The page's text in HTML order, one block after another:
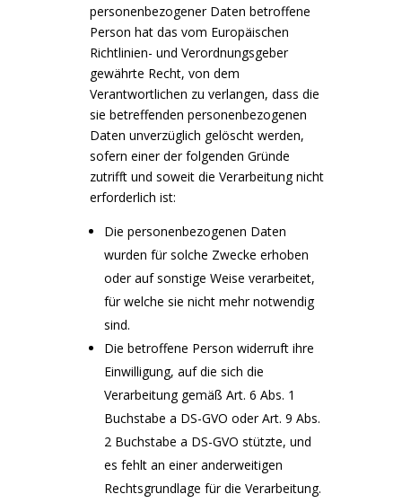
personenbezogener Daten betroffene
Person hat das vom Europäischen
Richtlinien- und Verordnungsgeber
gewährte Recht, von dem
Verantwortlichen zu verlangen, dass die
sie betreffenden personenbezogenen
Daten unverzüglich gelöscht werden,
sofern einer der folgenden Gründe
zutrifft und soweit die Verarbeitung nicht
erforderlich ist:
Die personenbezogenen Daten
wurden für solche Zwecke erhoben
oder auf sonstige Weise verarbeitet,
für welche sie nicht mehr notwendig
sind.
Die betroffene Person widerruft ihre
Einwilligung, auf die sich die
Verarbeitung gemäß Art. 6 Abs. 1
Buchstabe a DS-GVO oder Art. 9 Abs.
2 Buchstabe a DS-GVO stützte, und
es fehlt an einer anderweitigen
Rechtsgrundlage für die Verarbeitung.